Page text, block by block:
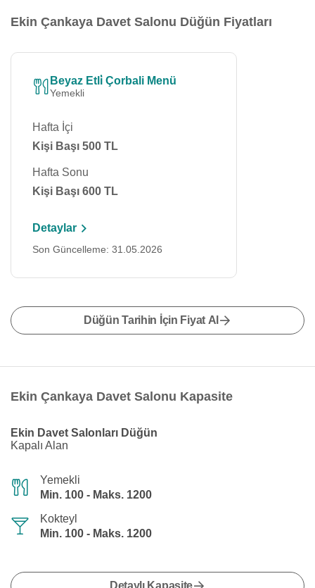
Ekin Çankaya Davet Salonu Düğün Fiyatları
Beyaz Etli̇ Çorbali Menü
Yemekli
Hafta İçi
Kişi Başı 500 TL
Hafta Sonu
Kişi Başı 600 TL
Detaylar
Son Güncelleme: 31.05.2026
Düğün Tarihin İçin Fiyat Al
Ekin Çankaya Davet Salonu Kapasite
Ekin Davet Salonları Düğün
Kapalı Alan
Yemekli
Min. 100 - Maks. 1200
Kokteyl
Min. 100 - Maks. 1200
Detaylı Kapasite